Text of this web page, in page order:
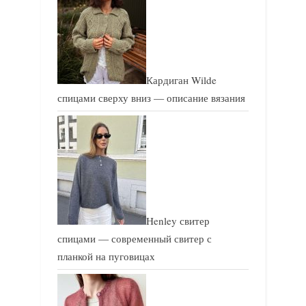
Кардиган Wilde
спицами сверху вниз — описание вязания
Henley свитер
спицами — современный свитер с
планкой на пуговицах